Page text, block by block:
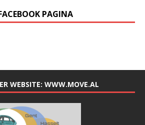
PAGINA
WEBSITE: WWW.MOVE.AL